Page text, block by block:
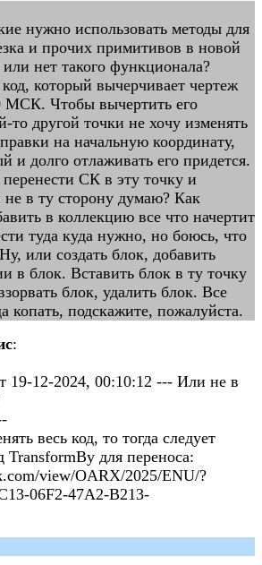
нужно использовать методы для
и прочих примитивов в новой
нет такого функционала?
который вычерчивает чертеж
МСК. Чтобы вычертить его
то другой точки не хочу изменять
на начальную координату,
и долго отлаживать его придется.
СК в эту точку и
не в ту сторону думаю? Как
в коллекцию все что начертит
туда куда нужно, но боюсь, что
или создать блок, добавить
в блок. Вставить блок в ту точку
блок, удалить блок. Все
копать, подскажите, пожалуйста.
:
19-12-2024, 00:10:12 --- Или не в
весь код, то тогда следует
TransformBy для переноса:
view/OARX/2025/ENU/?
06F2-47A2-B213-